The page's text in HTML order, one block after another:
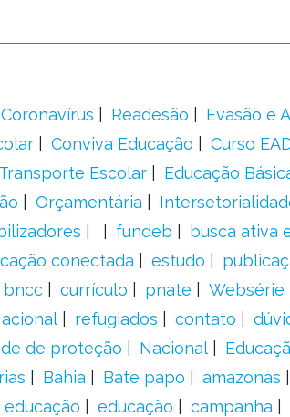
Coronavírus Readesão Evasão e
Conviva Educação Curso
Transporte Escolar Educação
Orçamentária
fundeb busca ativa
conectada estudo
bncc currículo pnate Websérie
refugiados contato
de proteção Nacional
Bahia Bate papo amazonas
educação campanha